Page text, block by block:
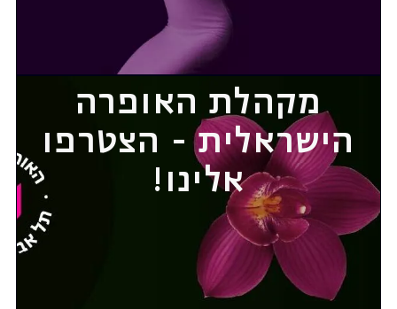
מקהלת האופרה
הישראלית - הצטרפו
אלינו!